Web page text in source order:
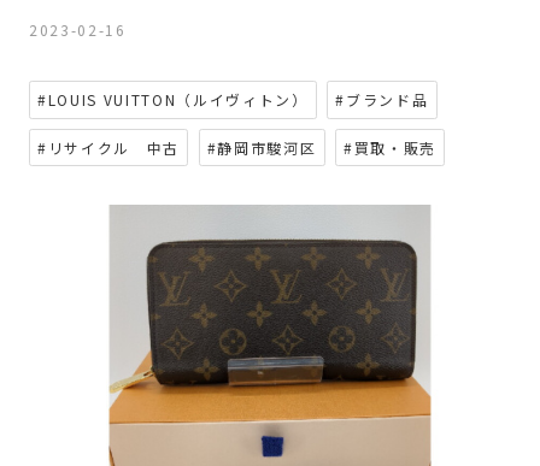
2023-02-16
#LOUIS VUITTON（ルイヴィトン） #ブランド品
#リサイクル 中古 #静岡市駿河区 #買取・販売